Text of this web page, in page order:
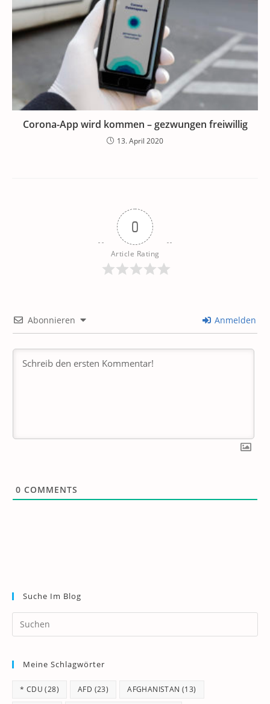
Corona-App wird kommen – gezwungen freiwillig
13. April 2020
0
Article Rating
Abonnieren Anmelden
0 COMMENTS
Suche Im Blog
Meine Schlagwörter
* CDU (28) AFD (23) AFGHANISTAN (13)